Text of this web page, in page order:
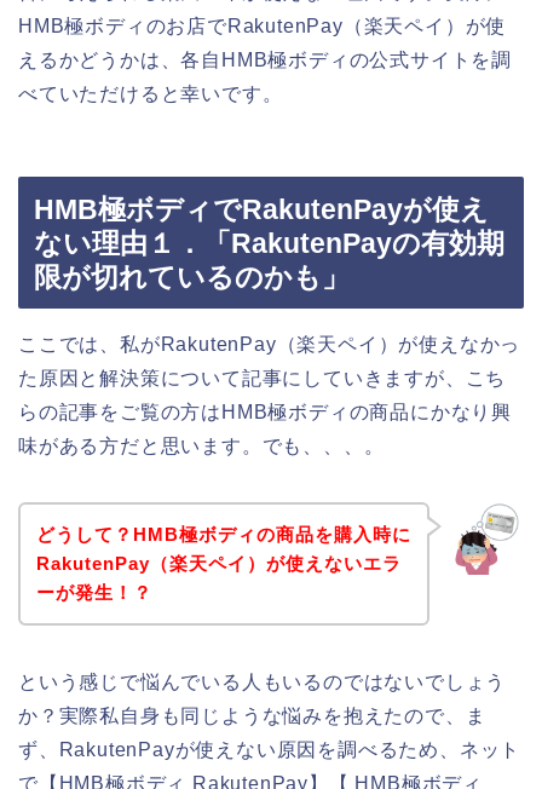
HMB極ボディのお店でRakutenPay（楽天ペイ）が使
えるかどうかは、各自HMB極ボディの公式サイトを調
べていただけると幸いです。
HMB極ボディでRakutenPayが使え
ない理由１．「RakutenPayの有効期
限が切れているのかも」
ここでは、私がRakutenPay（楽天ペイ）が使えなかっ
た原因と解決策について記事にしていきますが、こち
らの記事をご覧の方はHMB極ボディの商品にかなり興
味がある方だと思います。でも、、、。
どうして？HMB極ボディの商品を購入時に
RakutenPay（楽天ペイ）が使えないエラ
ーが発生！？
という感じで悩んでいる人もいるのではないでしょう
か？実際私自身も同じような悩みを抱えたので、ま
ず、RakutenPayが使えない原因を調べるため、ネット
で【HMB極ボディ RakutenPay】【 HMB極ボディ